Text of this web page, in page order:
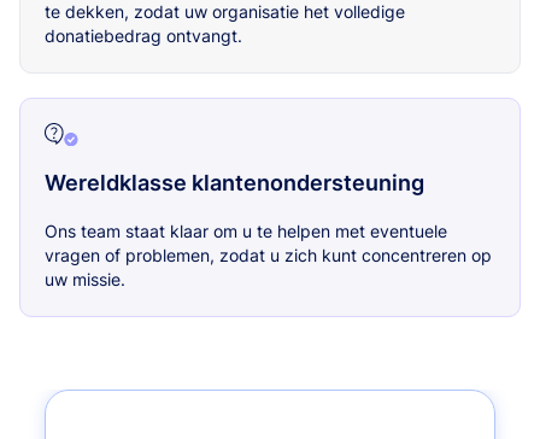
te dekken, zodat uw organisatie het volledige
donatiebedrag ontvangt.
Wereldklasse klantenondersteuning
Ons team staat klaar om u te helpen met eventuele
vragen of problemen, zodat u zich kunt concentreren op
uw missie.